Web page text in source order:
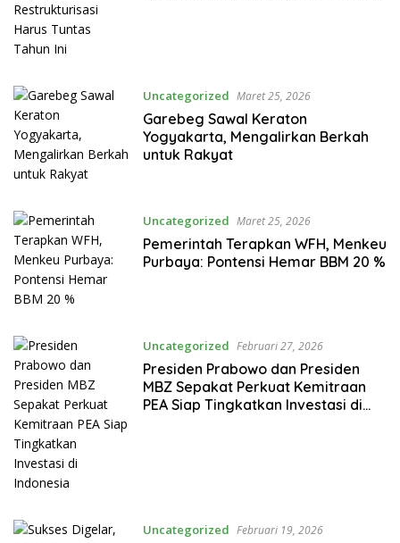
Uncategorized Maret 25, 2026
Garebeg Sawal Keraton
Yogyakarta, Mengalirkan Berkah
untuk Rakyat
Uncategorized Maret 25, 2026
Pemerintah Terapkan WFH, Menkeu
Purbaya: Pontensi Hemar BBM 20 %
Uncategorized Februari 27, 2026
Presiden Prabowo dan Presiden
MBZ Sepakat Perkuat Kemitraan
PEA Siap Tingkatkan Investasi di
Uncategorized Februari 19, 2026